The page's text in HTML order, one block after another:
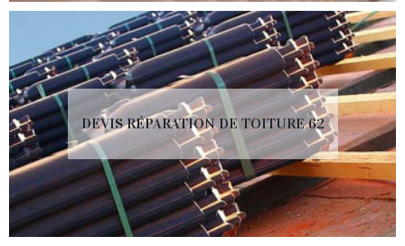
DEVIS RÉPARATION DE TOITURE 62